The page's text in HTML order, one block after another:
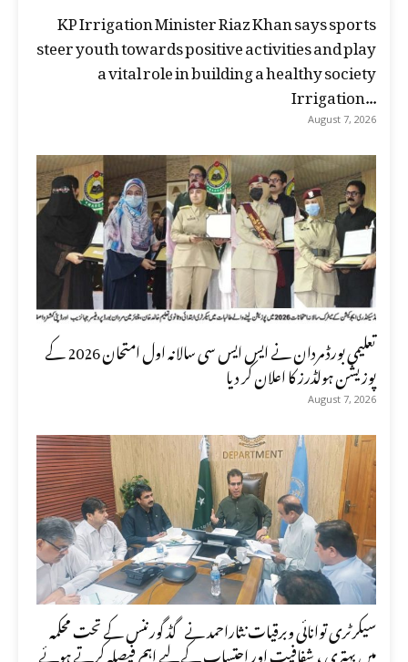
KP Irrigation Minister Riaz Khan says sports
steer youth towards positive activities and play
a vital role in building a healthy society
Irrigation...
August 7, 2026
تعلیمی بورڈ مردان نے ایس ایس سی سالانہ اول امتحان 2026 کے
پوزیشن ہولڈرز کا اعلان کر دیا
August 7, 2026
سیکرٹری توانائی وبرقیات نثاراحمد نے گڈ گورننس کے تحت محکمہ
میں بہتری ، شفافیت اور احتساب کے لیے اہم فیصلہ کرتے ہوئے